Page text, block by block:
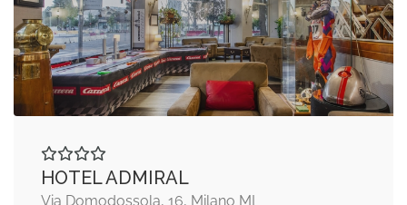
HOTEL ADMIRAL
Via Domodossola, 16, Milano MI